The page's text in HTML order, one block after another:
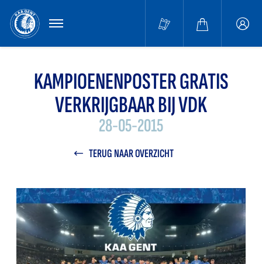
MENU
KAMPIOENENPOSTER GRATIS
VERKRIJGBAAR BIJ VDK
28-05-2015
TERUG NAAR OVERZICHT